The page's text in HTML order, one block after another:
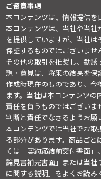
ご留意事項
本コンテンツは、情報提供を
本コンテンツは、当社や当社
を提供していますが、当社
保証するものではございませ
その他の取引を推奨し、勧
想・意見は、将来の結果を保
作成時現在のものであり、
ます。当社は本コンテンツ
責任を負うものではございま
判断と責任でなさるようお願
本コンテンツでは当社でお
る部分があります。商品ご
くは「契約締結前交付書面
論見書補完書面」または当社
に関する説明」をよくお読み